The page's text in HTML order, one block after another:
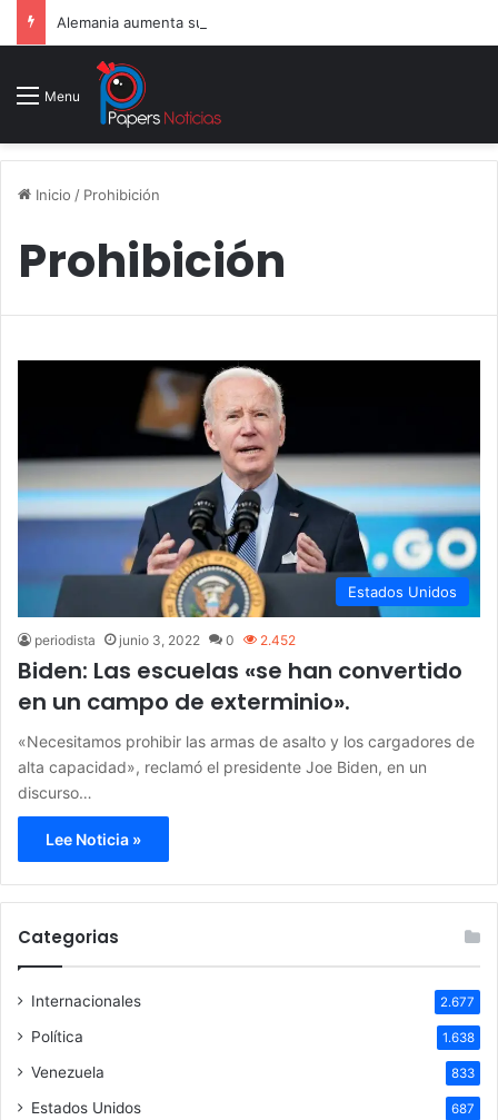
Menu
Inicio / Prohibición
Prohibición
Estados Unidos
periodista junio 3, 2022 0 2.452
Biden: Las escuelas «se han convertido
en un campo de exterminio».
«Necesitamos prohibir las armas de asalto y los cargadores de
alta capacidad», reclamó el presidente Joe Biden, en un
discurso…
Lee Noticia »
Categorias
Internacionales 2.677
Política 1.638
Venezuela 833
Estados Unidos 687